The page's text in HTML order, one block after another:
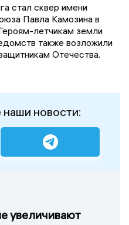
стал сквер имени
Павла Камозина в
летчикам земли
также возложили
Отечества.
новости:
увеличивают